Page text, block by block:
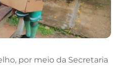
por meio da Secretaria